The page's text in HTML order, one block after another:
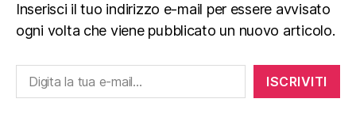
Inserisci il tuo indirizzo e-mail per essere avvisato
ogni volta che viene pubblicato un nuovo articolo.
Digita la tua e-mail...
ISCRIVITI